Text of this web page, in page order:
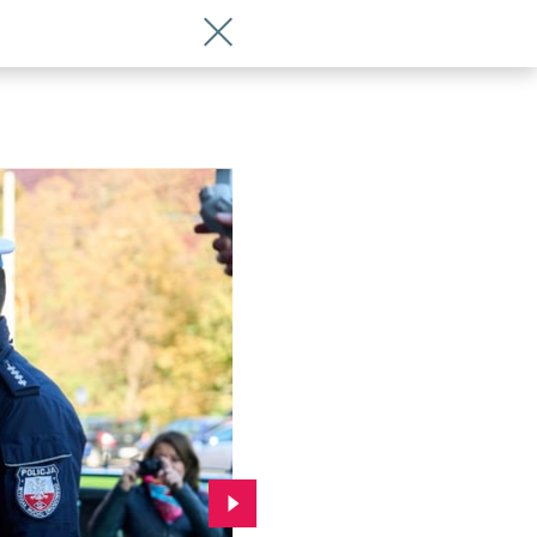
Wróć do artykułu Nowe radiowozy
Przejdź do kolejnego zdjęcia.